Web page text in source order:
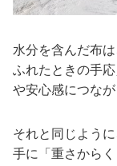
水分を含んだ布
ふれたときの手
や安心感につなが
それと同じよう
手に「重さから